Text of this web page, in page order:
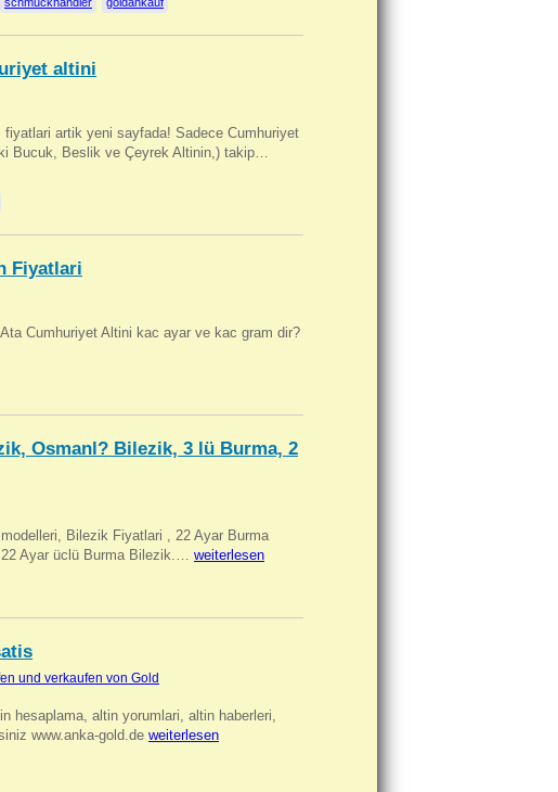
altini
artik yeni sayfada! Sadece Cumhuriyet
Bucuk, Beslik ve Çeyrek Altinin,) takip…
Fiyatlari
Cumhuriyet Altini kac ayar ve kac gram dir?
Osmanl? Bilezik, 3 lü Burma, 2
Bilezik Fiyatlari , 22 Ayar Burma
Ayar üclü Burma Bilezik.… weiterlesen
und verkaufen von Gold
hesaplama, altin yorumlari, altin haberleri,
www.anka-gold.de weiterlesen